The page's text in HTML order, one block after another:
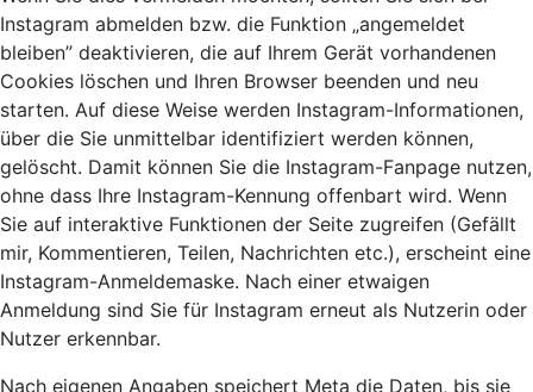
Instagram abmelden bzw. die Funktion „angemeldet
bleiben” deaktivieren, die auf Ihrem Gerät vorhandenen
Cookies löschen und Ihren Browser beenden und neu
starten. Auf diese Weise werden Instagram-Informationen,
über die Sie unmittelbar identifiziert werden können,
gelöscht. Damit können Sie die Instagram-Fanpage nutzen,
ohne dass Ihre Instagram-Kennung offenbart wird. Wenn
Sie auf interaktive Funktionen der Seite zugreifen (Gefällt
mir, Kommentieren, Teilen, Nachrichten etc.), erscheint eine
Instagram-Anmeldemaske. Nach einer etwaigen
Anmeldung sind Sie für Instagram erneut als Nutzerin oder
Nutzer erkennbar.
Nach eigenen Angaben speichert Meta die Daten, bis sie